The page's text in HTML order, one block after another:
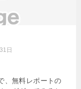
日
、無料レポートの